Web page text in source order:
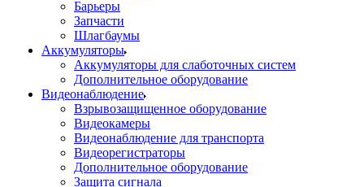
Барьеры
Запчасти
Шлагбаумы
Аккумуляторы
Аккумуляторы для слаботочных систем
Дополнительное оборудование
Видеонаблюдение
Взрывозащищенное оборудование
Видеокамеры
Видеонаблюдение для транспорта
Видеорегистраторы
Дополнительное оборудование
Защита сигнала